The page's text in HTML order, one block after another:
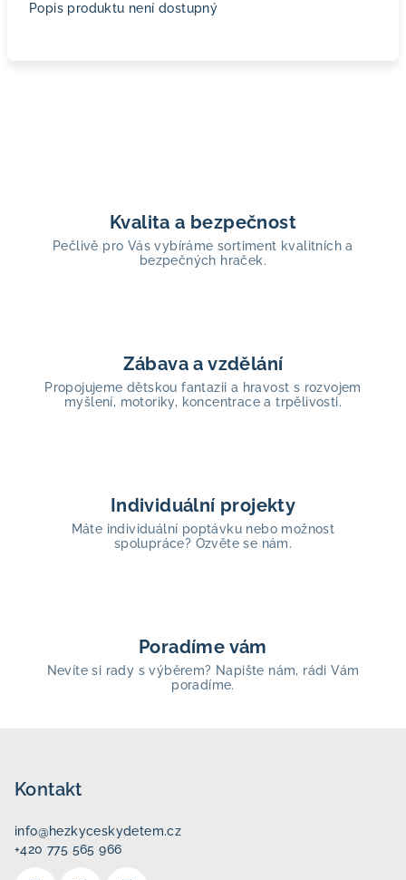
Popis produktu není dostupný
Kvalita a bezpečnost
Pečlivě pro Vás vybíráme sortiment kvalitních a
bezpečných hraček.
Zábava a vzdělání
Propojujeme dětskou fantazii a hravost s rozvojem
myšlení, motoriky, koncentrace a trpělivosti.
Individuální projekty
Máte individuální poptávku nebo možnost
spolupráce? Ozvěte se nám.
Poradíme vám
Nevíte si rady s výběrem? Napište nám, rádi Vám
poradíme.
Kontakt
info@hezkyceskydetem.cz
+420 775 565 966